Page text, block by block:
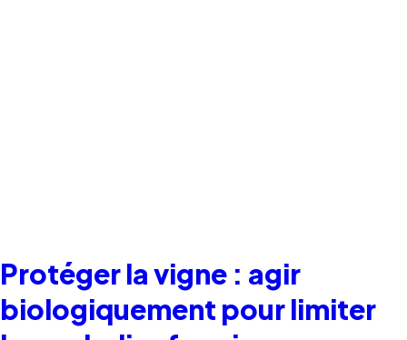
Protéger la vigne : agir
biologiquement pour limiter